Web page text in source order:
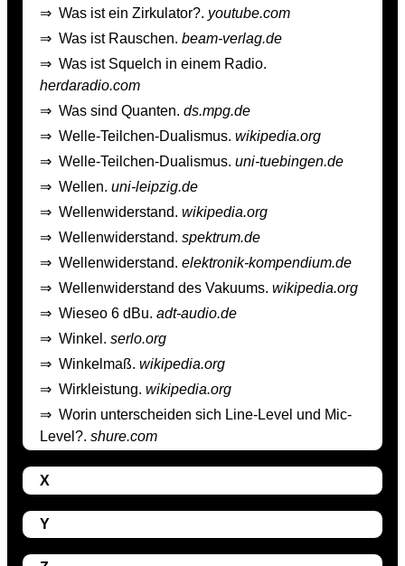
⇒ Was ist ein Zirkulator?. youtube.com
⇒ Was ist Rauschen. beam-verlag.de
⇒ Was ist Squelch in einem Radio.
herdaradio.com
⇒ Was sind Quanten. ds.mpg.de
⇒ Welle-Teilchen-Dualismus. wikipedia.org
⇒ Welle-Teilchen-Dualismus. uni-tuebingen.de
⇒ Wellen. uni-leipzig.de
⇒ Wellenwiderstand. wikipedia.org
⇒ Wellenwiderstand. spektrum.de
⇒ Wellenwiderstand. elektronik-kompendium.de
⇒ Wellenwiderstand des Vakuums. wikipedia.org
⇒ Wieseo 6 dBu. adt-audio.de
⇒ Winkel. serlo.org
⇒ Winkelmaß. wikipedia.org
⇒ Wirkleistung. wikipedia.org
⇒ Worin unterscheiden sich Line-Level und Mic-
Level?. shure.com
X
Y